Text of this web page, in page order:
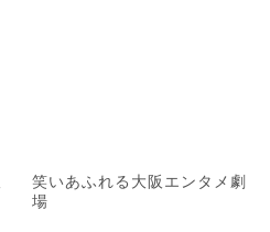
笑いあふれる大阪エンタメ劇
場